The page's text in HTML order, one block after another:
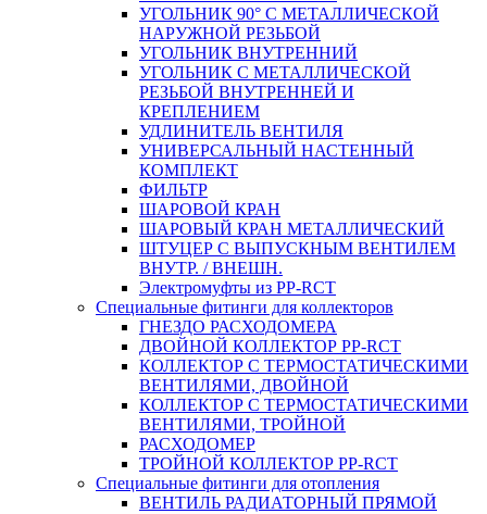
УГОЛЬНИК 90° С МЕТАЛЛИЧЕСКОЙ
НАРУЖНОЙ РЕЗЬБОЙ
УГОЛЬНИК ВНУТРЕННИЙ
УГОЛЬНИК С МЕТАЛЛИЧЕСКОЙ
РЕЗЬБОЙ ВНУТРЕННЕЙ И
КРЕПЛЕНИЕМ
УДЛИНИТЕЛЬ ВЕНТИЛЯ
УНИВЕРСАЛЬНЫЙ НАСТЕННЫЙ
КОМПЛЕКТ
ФИЛЬТР
ШАРОВОЙ КРАН
ШАРОВЫЙ КРАН МЕТАЛЛИЧЕСКИЙ
ШТУЦЕР С ВЫПУСКНЫМ ВЕНТИЛЕМ
ВНУТР. / ВНЕШН.
Электромуфты из PP-RCT
Специальные фитинги для коллекторов
ГНЕЗДО РАСХОДОМЕРА
ДВОЙНОЙ КОЛЛЕКТОР PP-RCT
КОЛЛЕКТОР С ТЕРМОСТАТИЧЕСКИМИ
ВЕНТИЛЯМИ, ДВОЙНОЙ
КОЛЛЕКТОР С ТЕРМОСТАТИЧЕСКИМИ
ВЕНТИЛЯМИ, ТРОЙНОЙ
РАСХОДОМЕР
ТРОЙНОЙ КОЛЛЕКТОР PP-RCT
Специальные фитинги для отопления
ВЕНТИЛЬ РАДИАТОРНЫЙ ПРЯМОЙ